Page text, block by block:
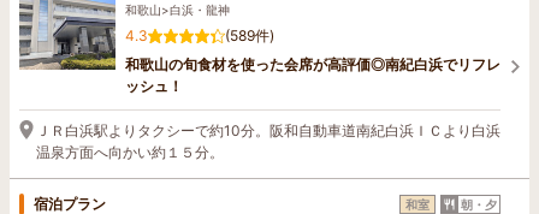
和歌山>白浜・龍神
4.3
(589件)
和歌山の旬食材を使った会席が高評価◎南紀白浜でリフレ
ッシュ！
ＪＲ白浜駅よりタクシーで約10分。阪和自動車道南紀白浜ＩＣより白浜
温泉方面へ向かい約１５分。
宿泊プラン 和室 朝・夕